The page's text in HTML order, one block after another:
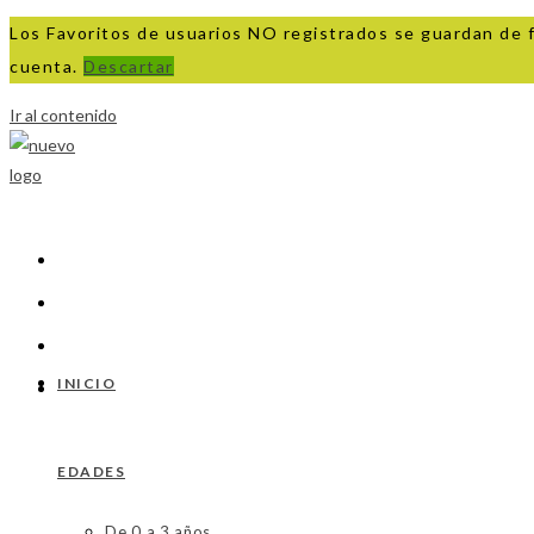
Los Favoritos de usuarios NO registrados se guardan
cuenta. Descartar
Ir al contenido
INICIO
EDADES